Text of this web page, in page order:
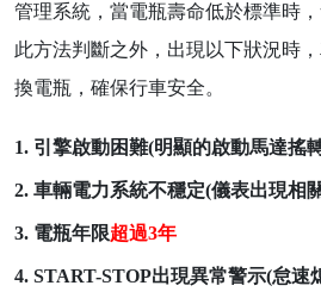
管理系統，當電瓶壽命低於標準時
此方法判斷之外，出現以下狀況時
換電瓶，確保行車安全。
1. 引擎啟動困難(明顯的啟動馬達搖
2. 車輛電力系統不穩定(儀表出現相
3. 電瓶年限超過3年
4. START-STOP出現異常警示(怠速